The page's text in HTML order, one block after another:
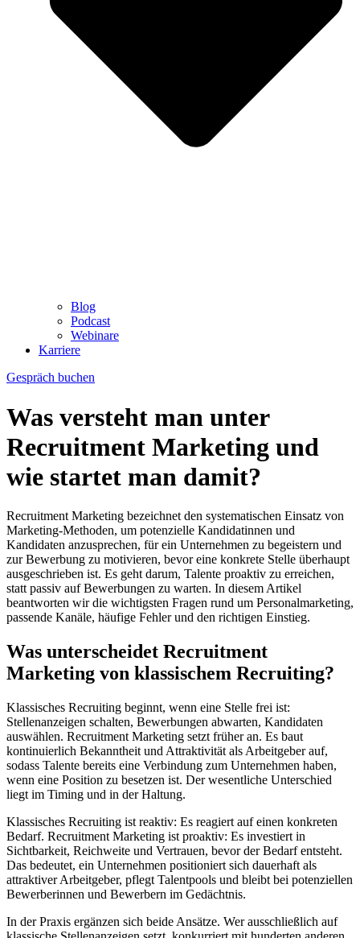
Blog
Podcast
Webinare
Karriere
Gespräch buchen
Was versteht man unter
Recruitment Marketing und
wie startet man damit?
Recruitment Marketing bezeichnet den systematischen Einsatz von
Marketing-Methoden, um potenzielle Kandidatinnen und
Kandidaten anzusprechen, für ein Unternehmen zu begeistern und
zur Bewerbung zu motivieren, bevor eine konkrete Stelle überhaupt
ausgeschrieben ist. Es geht darum, Talente proaktiv zu erreichen,
statt passiv auf Bewerbungen zu warten. In diesem Artikel
beantworten wir die wichtigsten Fragen rund um Personalmarketing,
passende Kanäle, häufige Fehler und den richtigen Einstieg.
Was unterscheidet Recruitment
Marketing von klassischem Recruiting?
Klassisches Recruiting beginnt, wenn eine Stelle frei ist:
Stellenanzeigen schalten, Bewerbungen abwarten, Kandidaten
auswählen. Recruitment Marketing setzt früher an. Es baut
kontinuierlich Bekanntheit und Attraktivität als Arbeitgeber auf,
sodass Talente bereits eine Verbindung zum Unternehmen haben,
wenn eine Position zu besetzen ist. Der wesentliche Unterschied
liegt im Timing und in der Haltung.
Klassisches Recruiting ist reaktiv: Es reagiert auf einen konkreten
Bedarf. Recruitment Marketing ist proaktiv: Es investiert in
Sichtbarkeit, Reichweite und Vertrauen, bevor der Bedarf entsteht.
Das bedeutet, ein Unternehmen positioniert sich dauerhaft als
attraktiver Arbeitgeber, pflegt Talentpools und bleibt bei potenziellen
Bewerberinnen und Bewerbern im Gedächtnis.
In der Praxis ergänzen sich beide Ansätze. Wer ausschließlich auf